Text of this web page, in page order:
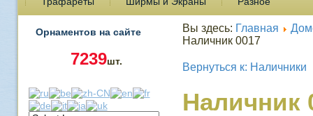
Орнаментов на сайте
7239шт.
Вы здесь: Главная
Наличник 0017
Вернуться к: Наличники
Наличник